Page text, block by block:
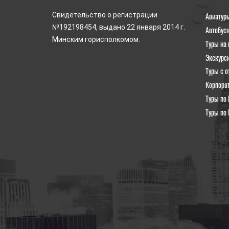
Свидетельство о регистрации
№192198454, выдано 22 января 2014 г.
Минским горисполкомом.
Туры на
Туры с
Туры по
Туры по